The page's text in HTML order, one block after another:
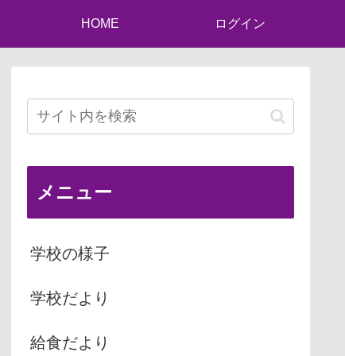
HOME ログイン
メニュー
学校の様子
学校だより
給食だより